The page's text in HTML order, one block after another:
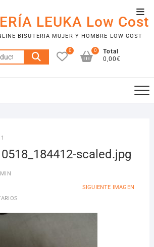
de
la
LEUKA Low Cost
BISUTERIA MUJER Y HOMBRE LOW COST
Buscar
por:
0
Total
0,00€
0
scaled.jpg
SIGUIENTE IMAGEN